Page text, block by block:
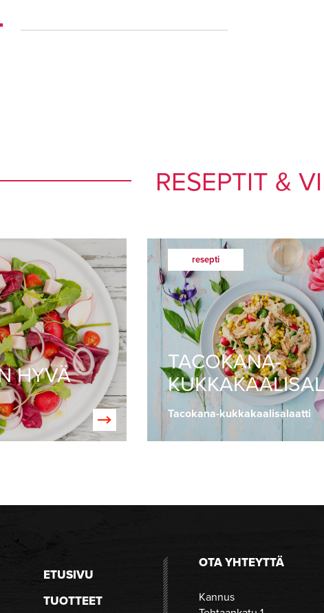
RESEPTIT &
HYVÄ
resepti
TACOKANA-
Tacokana-kukkakaalisalaatti
ETUSIVU
TUOTTEET
OTA YHTEYTTÄ
Kannus